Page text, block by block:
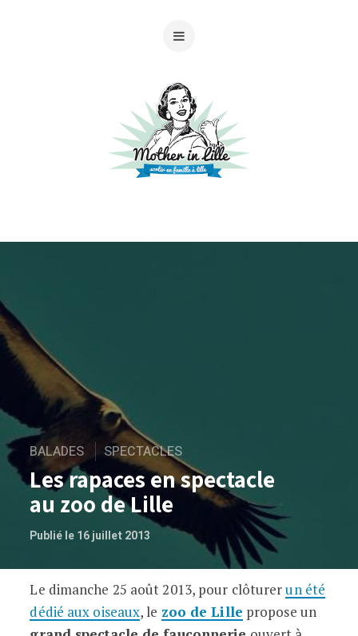
BALADES SPECTACLES
Les rapaces en spectacle
au zoo de Lille
Publié le 16 juillet 2013
Les rapaces en spectacle au zoo de Lille
Le dimanche 25 août 2013, pour clôturerun été
dédié aux oiseaux, le zoo de Lille propose un